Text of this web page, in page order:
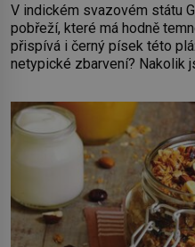
V indickém svazovém státu
pobřeží, které má hodně
přispívá i černý písek této
netypické